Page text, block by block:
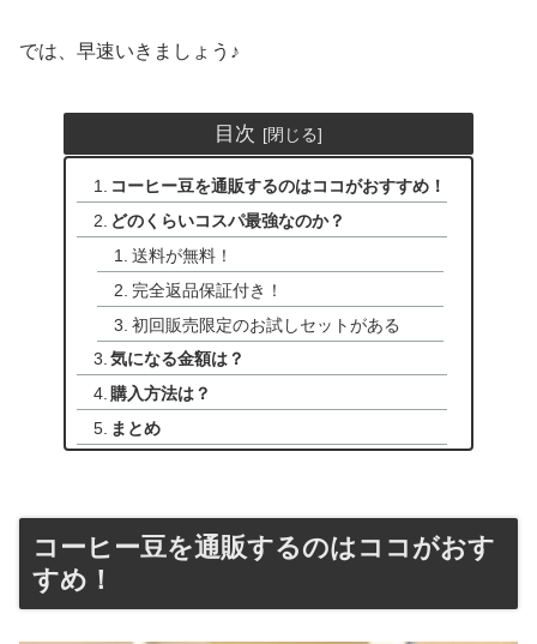
では、早速いきましょう♪
目次
コーヒー豆を通販するのはココがおすすめ！
どのくらいコスパ最強なのか？
送料が無料！
完全返品保証付き！
初回販売限定のお試しセットがある
気になる金額は？
購入方法は？
まとめ
コーヒー豆を通販するのはココがおす
すめ！